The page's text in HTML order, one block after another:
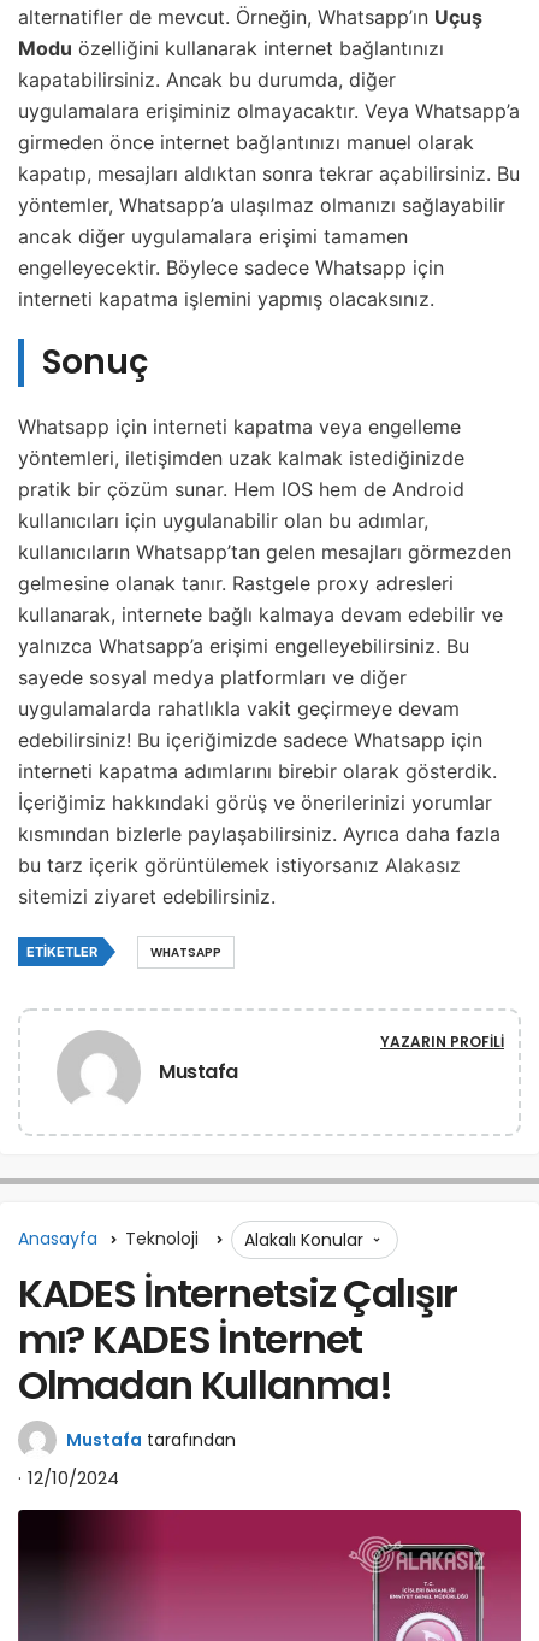
alternatifler de mevcut. Örneğin, Whatsapp’ın Uçuş
Modu özelliğini kullanarak internet bağlantınızı
kapatabilirsiniz. Ancak bu durumda, diğer
uygulamalara erişiminiz olmayacaktır. Veya Whatsapp’a
girmeden önce internet bağlantınızı manuel olarak
kapatıp, mesajları aldıktan sonra tekrar açabilirsiniz. Bu
yöntemler, Whatsapp’a ulaşılmaz olmanızı sağlayabilir
ancak diğer uygulamalara erişimi tamamen
engelleyecektir. Böylece sadece Whatsapp için
interneti kapatma işlemini yapmış olacaksınız.
Sonuç
Whatsapp için interneti kapatma veya engelleme
yöntemleri, iletişimden uzak kalmak istediğinizde
pratik bir çözüm sunar. Hem IOS hem de Android
kullanıcıları için uygulanabilir olan bu adımlar,
kullanıcıların Whatsapp’tan gelen mesajları görmezden
gelmesine olanak tanır. Rastgele proxy adresleri
kullanarak, internete bağlı kalmaya devam edebilir ve
yalnızca Whatsapp’a erişimi engelleyebilirsiniz. Bu
sayede sosyal medya platformları ve diğer
uygulamalarda rahatlıkla vakit geçirmeye devam
edebilirsiniz! Bu içeriğimizde sadece Whatsapp için
interneti kapatma adımlarını birebir olarak gösterdik.
İçeriğimiz hakkındaki görüş ve önerilerinizi yorumlar
kısmından bizlerle paylaşabilirsiniz. Ayrıca daha fazla
bu tarz içerik görüntülemek istiyorsanız Alakasız
sitemizi ziyaret edebilirsiniz.
ETIKETLER WHATSAPP
Mustafa
YAZARIN PROFILI
Anasayfa Teknoloji Alakalı Konular
KADES İnternetsiz Çalışır
mı? KADES İnternet
Olmadan Kullanma!
Mustafa tarafından
12/10/2024